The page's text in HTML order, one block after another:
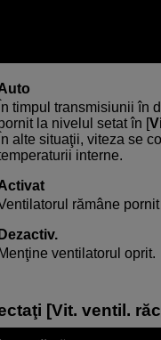
În timpul transmisiunii în
la nivelul setat în [
În alte situaţii, viteza se
interne.
rămâne
Dezactiv.
Menţine ventilatorul oprit.
[Vit. ventil.